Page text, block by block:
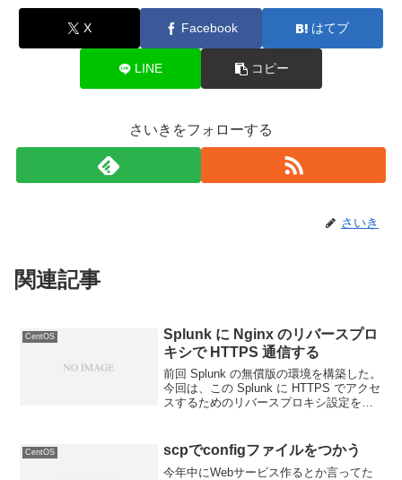
X Facebook はてブ
LINE コピー
さいきをフォローする
さいき
関連記事
CentOS
Splunk に Nginx のリバースプロ
キシで HTTPS 通信する
前回 Splunk の無償版の環境を構築した。
今回は、この Splunk に HTTPS でアクセ
スするためのリバースプロキシ設定を行
りだが、公式ブロ...
CentOS scpでconfigファイルをつかう
今年中にWebサービス作るとか言ってた